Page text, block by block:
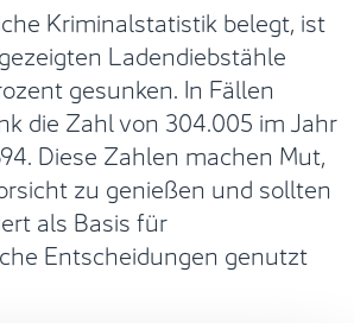
Kriminalstatistik belegt, ist
Ladendiebstähle
gesunken. In Fällen
die Zahl von 304.005 im Jahr
Diese Zahlen machen Mut,
zu genießen und sollten
als Basis für
Entscheidungen genutzt